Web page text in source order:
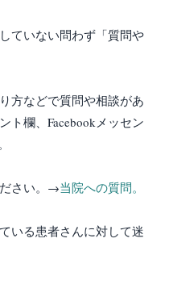
ていない問わず「質問や
方などで質問や相談があ
ト欄、Facebookメッセン
さい。→当院への質問。
いる患者さんに対して迷